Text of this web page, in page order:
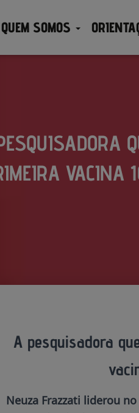
QUEM SOMOS
VACINA
A pesquisadora
Neuza Frazzati liderou